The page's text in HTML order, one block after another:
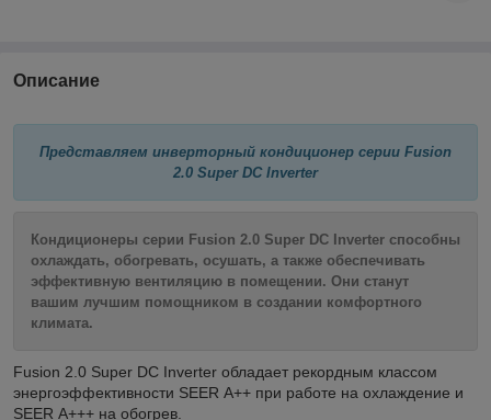
Описание
Представляем инверторный кондиционер серии Fusion
2.0 Super DC Inverter
Кондиционеры серии Fusion 2.0 Super DC Inverter способны
охлаждать, обогревать, осушать, а также обеспечивать
эффективную вентиляцию в помещении. Они станут
вашим лучшим помощником в создании комфортного
климата.
Fusion 2.0 Super DC Inverter обладает рекордным классом
энергоэффективности SEER А++ при работе на охлаждение и
SEER А+++ на обогрев.